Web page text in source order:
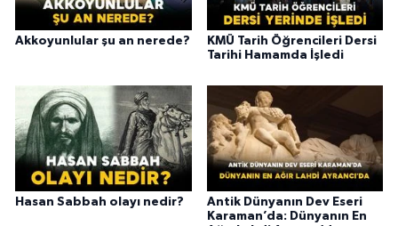
Akkoyunlular şu an nerede?
KMÜ Tarih Öğrencileri Dersi
Tarihi Hamamda İşledi
Hasan Sabbah olayı nedir?
Antik Dünyanın Dev Eseri
Karaman’da: Dünyanın En